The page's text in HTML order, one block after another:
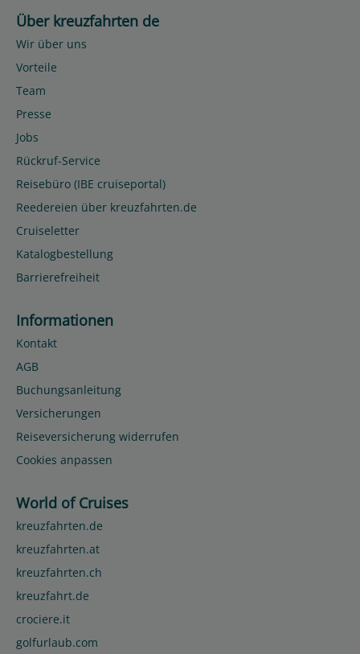
Über kreuzfahrten de
Wir über uns
Vorteile
Team
Presse
Jobs
Rückruf-Service
Reisebüro (IBE cruiseportal)
Reedereien über kreuzfahrten.de
Cruiseletter
Katalogbestellung
Barrierefreiheit
Informationen
Kontakt
AGB
Buchungsanleitung
Versicherungen
Reiseversicherung widerrufen
Cookies anpassen
World of Cruises
kreuzfahrten.de
kreuzfahrten.at
kreuzfahrten.ch
kreuzfahrt.de
crociere.it
golfurlaub.com